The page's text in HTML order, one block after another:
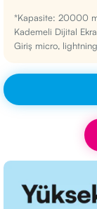
*Kapasite: 20000
Kademeli Dijital
Giriş micro,